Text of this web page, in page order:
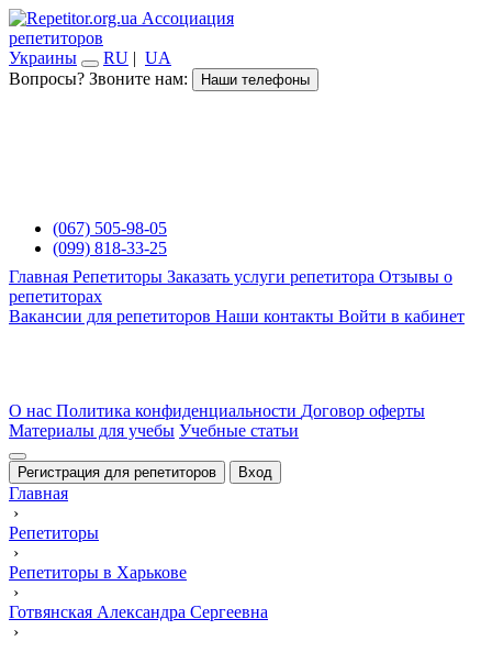
Ассоциация
репетиторов
Украины
RU | UA
Вопросы? Звоните нам:
Наши телефоны
(067) 505-98-05
(099) 818-33-25
Главная Репетиторы Заказать услуги репетитора Отзывы о
репетиторах
Вакансии для репетиторов Наши контакты Войти в кабинет
О нас Политика конфиденциальности Договор оферты
Материалы для учебы Учебные статьи
Регистрация для репетиторов Вход
Главная
›
Репетиторы
›
Репетиторы в Харькове
›
Готвянская Александра Сергеевна
›